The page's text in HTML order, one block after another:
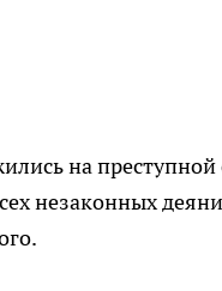
на преступной
незаконных